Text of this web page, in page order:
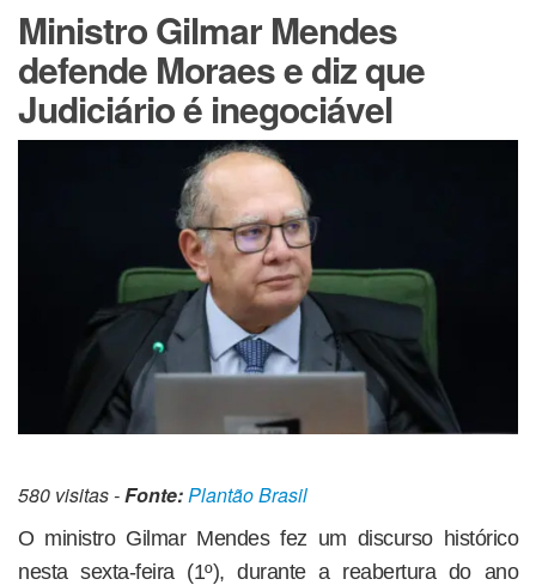
Ministro Gilmar Mendes
defende Moraes e diz que
Judiciário é inegociável
580 visitas -Fonte:Plantão Brasil
O ministro Gilmar Mendes fez um discurso histórico
nesta sexta-feira (1º), durante a reabertura do ano